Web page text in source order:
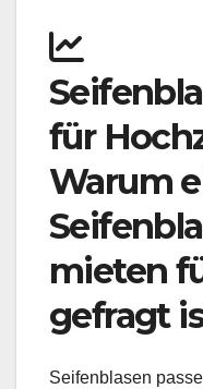
für
Warum
mieten
gefragt
Seifenblasen